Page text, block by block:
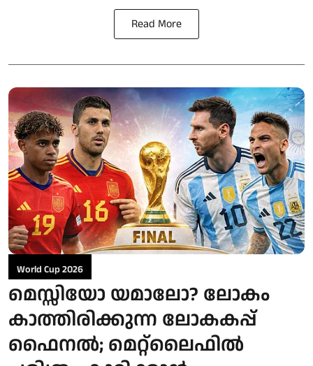
Read More
World Cup 2026
മെസ്സിയോ യമാലോ? ലോകം
കാത്തിരിക്കുന്ന ലോകകപ്പ്
ഫൈനൽ; മെറ്റ്ലൈഫിൽ